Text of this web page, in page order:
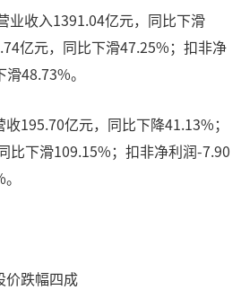
业收入1391.04亿元，同比下滑
亿元，同比下滑47.25%；扣非净
48.73%。
195.70亿元，同比下降41.13%；
比下滑109.15%；扣非净利润-7.90
价跌幅四成